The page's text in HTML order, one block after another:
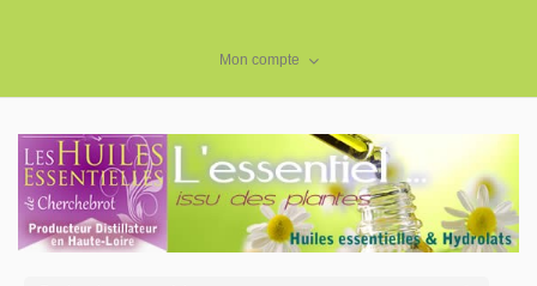
Mon compte